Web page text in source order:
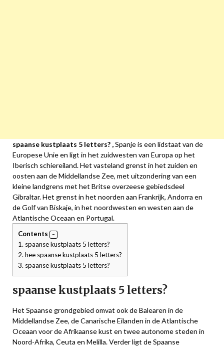
spaanse kustplaats 5 letters? ,Spanje is een lidstaat van de
Europese Unie en ligt in het zuidwesten van Europa op het
Iberisch schiereiland. Het vasteland grenst in het zuiden en
oosten aan de Middellandse Zee, met uitzondering van een
kleine landgrens met het Britse overzeese gebiedsdeel
Gibraltar. Het grenst in het noorden aan Frankrijk, Andorra en
de Golf van Biskaje, in het noordwesten en westen aan de
Atlantische Oceaan en Portugal.
Contents
1. spaanse kustplaats 5 letters?
2. hee spaanse kustplaats 5 letters?
3. spaanse kustplaats 5 letters?
spaanse kustplaats 5 letters?
Het Spaanse grondgebied omvat ook de Balearen in de
Middellandse Zee, de Canarische Eilanden in de Atlantische
Oceaan voor de Afrikaanse kust en twee autonome steden in
Noord-Afrika, Ceuta en Melilla. Verder ligt de Spaanse